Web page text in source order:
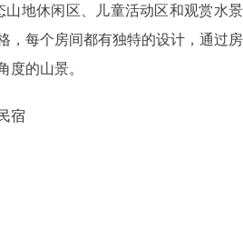
山地休闲区、儿童活动区和观赏水景
，每个房间都有独特的设计，通过房
度的山景。
宿